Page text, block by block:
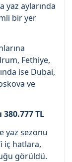
yaz aylarında
bir yer
Fethiye,
ise Dubai,
ve
TL
yaz sezonu
iç hatlara,
görüldü.